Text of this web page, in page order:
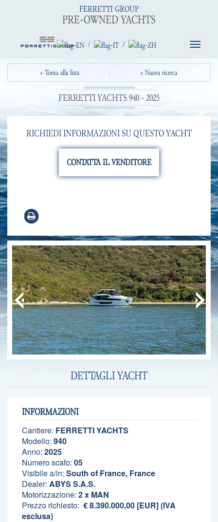
Toggle
FERRETTI GROUP
PRE-OWNED YACHTS
/ /
« Torna alla lista « Nuova ricerca
FERRETTI YACHTS 940 - 2025
RICHIEDI INFORMAZIONI SU QUESTO YACHT
DETTAGLI YACHT
INFORMAZIONI
Cantiere: FERRETTI YACHTS
Modello: 940
Anno: 2025
Numero scafo: 05
Visibile a/in: South of France, France
Dealer: ABYS S.A.S.
Motorizzazione: 2 x MAN
Prezzo richiesto: € 8.390.000,00 [EUR] (IVA
esclusa)